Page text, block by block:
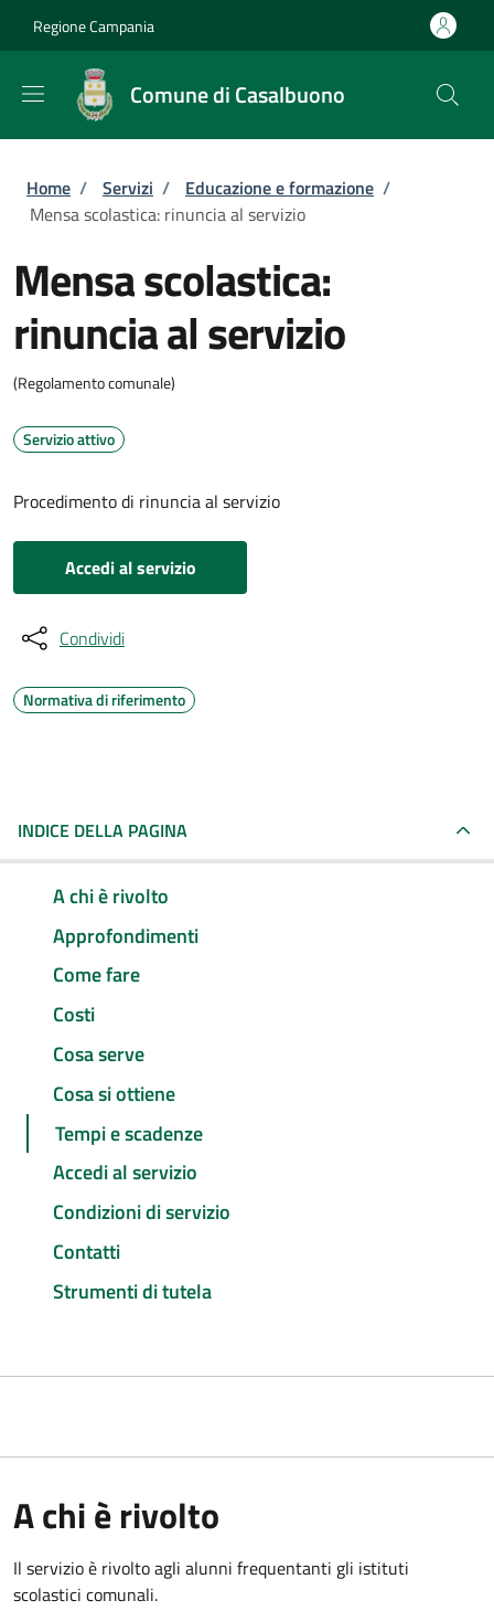
Regione Campania
Comune di Casalbuono
Briciole di pane
Home / Servizi / Educazione e formazione /
Mensa scolastica: rinuncia al servizio
Mensa scolastica:
rinuncia al servizio
(Regolamento comunale)
Servizio attivo
Procedimento di rinuncia al servizio
Accedi al servizio
Condividi
Normativa di riferimento
INDICE DELLA PAGINA
A chi è rivolto
Approfondimenti
Come fare
Costi
Cosa serve
Cosa si ottiene
Tempi e scadenze
Accedi al servizio
Condizioni di servizio
Contatti
Strumenti di tutela
A chi è rivolto
Il servizio è rivolto agli alunni frequentanti gli istituti
scolastici comunali.